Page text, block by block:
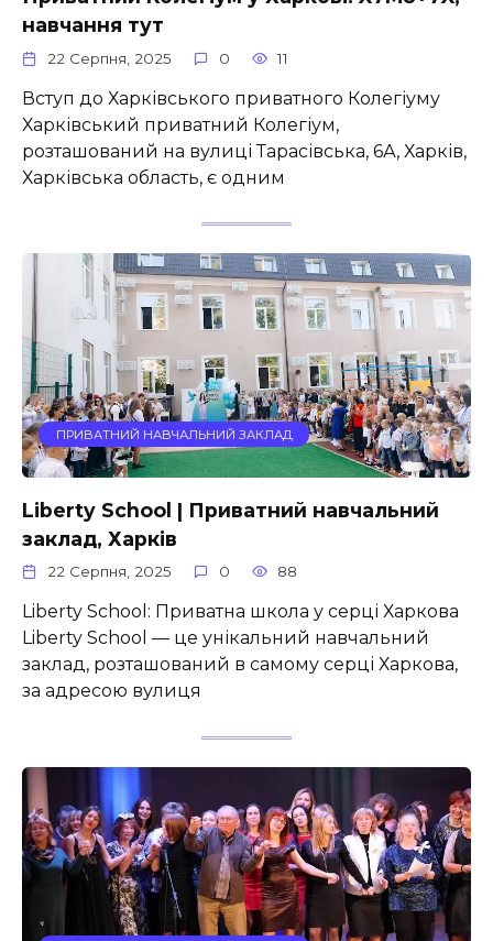
навчання тут
22 Серпня, 2025 0 11
Вступ до Харківського приватного Колегіуму
Харківський приватний Колегіум,
розташований на вулиці Тарасівська, 6А, Харків,
Харківська область, є одним
ПРИВАТНИЙ НАВЧАЛЬНИЙ ЗАКЛАД
Liberty School | Приватний навчальний
заклад, Харків
22 Серпня, 2025 0 88
Liberty School: Приватна школа у серці Харкова
Liberty School — це унікальний навчальний
заклад, розташований в самому серці Харкова,
за адресою вулиця